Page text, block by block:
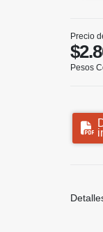
Precio
Pesos